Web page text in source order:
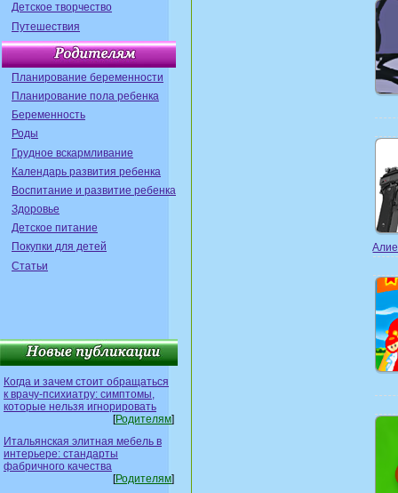
Детское творчество
Путешествия
Планирование беременности
Планирование пола ребенка
Беременность
Роды
Грудное вскармливание
Календарь развития ребенка
Воспитание и развитие ребенка
Здоровье
Детское питание
Покупки для детей
Статьи
Когда и зачем стоит обращаться
к врачу-психиатру: симптомы,
которые нельзя игнорировать
[Родителям]
Итальянская элитная мебель в
интерьере: стандарты
фабричного качества
[Родителям]